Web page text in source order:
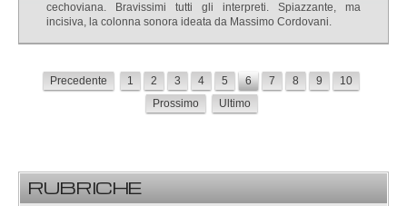
cechoviana. Bravissimi tutti gli interpreti. Spiazzante, ma
incisiva, la colonna sonora ideata da Massimo Cordovani.
Precedente 1 2 3 4 5 6 7 8 9
10
Prossimo
Ultimo
RUBRICHE